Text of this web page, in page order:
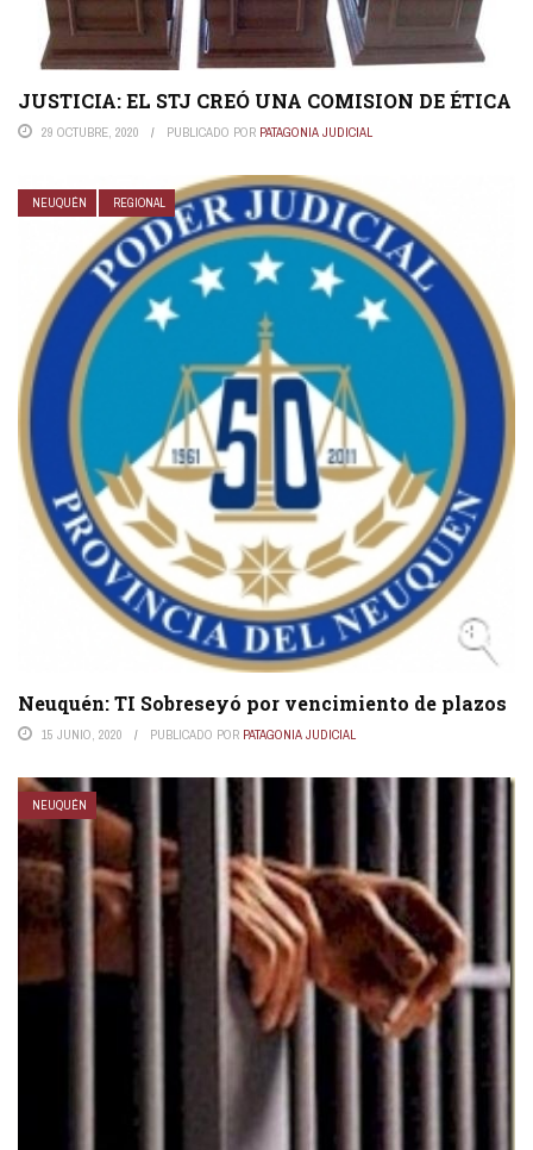
JUSTICIA: EL STJ CREÓ UNA COMISION DE ÉTICA
29 OCTUBRE, 2020 PUBLICADO POR PATAGONIA JUDICIAL
NEUQUÉN REGIONAL
Neuquén: TI Sobreseyó por vencimiento de plazos
15 JUNIO, 2020 PUBLICADO POR PATAGONIA JUDICIAL
NEUQUÉN